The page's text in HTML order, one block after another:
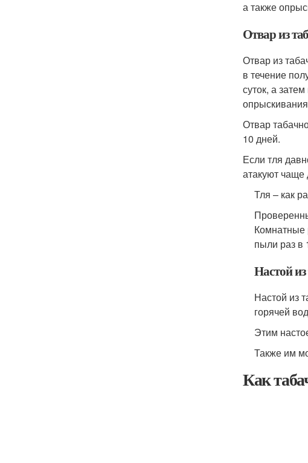
а также
Отвар из
Отвар из
в течение
суток, а
Отвар
10 дней.
Если тля
атакуют чаще
Тля – как
Комнатные
пыли раз в
Настой
Настой из
горячей
Этим
Также им
Как